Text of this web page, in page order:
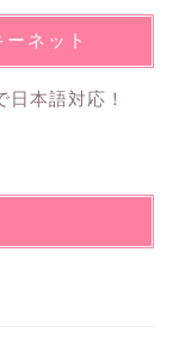
ネット
本語対応！